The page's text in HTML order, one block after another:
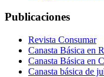
Publicaciones
Revista Consumar
Canasta Básica en
Canasta Básica en
Canasta básica de